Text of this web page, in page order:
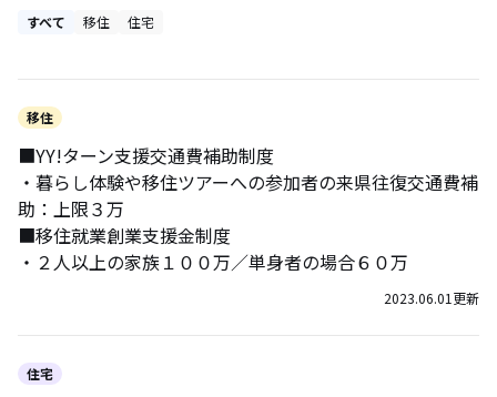
すべて 移住 住宅
移住
■YY!ターン支援交通費補助制度
・暮らし体験や移住ツアーへの参加者の来県往復交通費補
助：上限３万
■移住就業創業支援金制度
・２人以上の家族１００万／単身者の場合６０万
2023.06.01 更新
住宅